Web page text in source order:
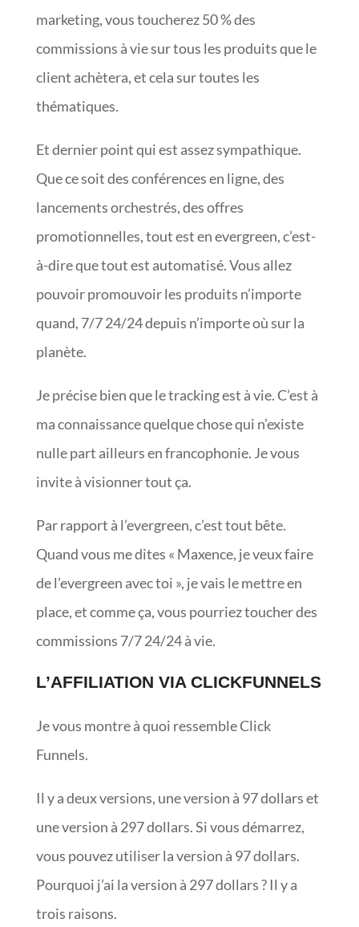
marketing, vous toucherez 50 % des
commissions à vie sur tous les produits que le
client achètera, et cela sur toutes les
thématiques.
Et dernier point qui est assez sympathique.
Que ce soit des conférences en ligne, des
lancements orchestrés, des offres
promotionnelles, tout est en evergreen, c’est-
à-dire que tout est automatisé. Vous allez
pouvoir promouvoir les produits n’importe
quand, 7/7 24/24 depuis n’importe où sur la
planète.
Je précise bien que le tracking est à vie. C’est à
ma connaissance quelque chose qui n’existe
nulle part ailleurs en francophonie. Je vous
invite à visionner tout ça.
Par rapport à l’evergreen, c’est tout bête.
Quand vous me dites « Maxence, je veux faire
de l’evergreen avec toi », je vais le mettre en
place, et comme ça, vous pourriez toucher des
commissions 7/7 24/24 à vie.
L’AFFILIATION VIA CLICKFUNNELS
Je vous montre à quoi ressemble Click
Funnels.
Il y a deux versions, une version à 97 dollars et
une version à 297 dollars. Si vous démarrez,
vous pouvez utiliser la version à 97 dollars.
Pourquoi j’ai la version à 297 dollars ? Il y a
trois raisons.